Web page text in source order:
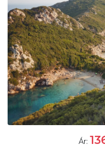
Ár: